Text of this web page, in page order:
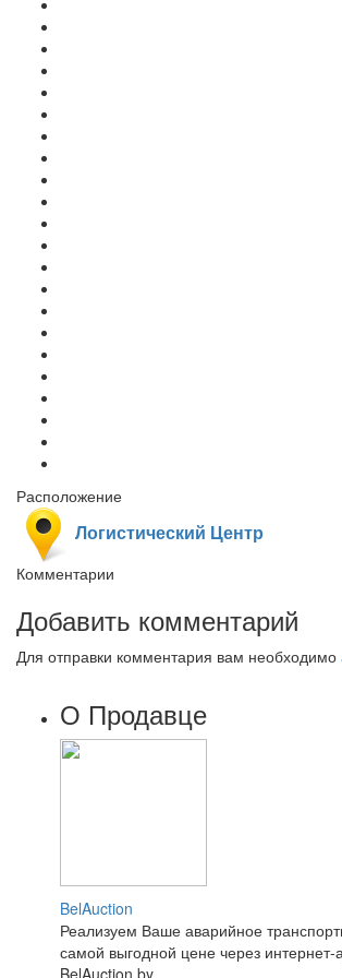
Расположение
Логистический Центр
Комментарии
Добавить комментарий
Для отправки комментария вам необходимо
О Продавце
BelAuction
Реализуем Ваше аварийное
самой выгодной цене через интернет-
BelAuction.by...